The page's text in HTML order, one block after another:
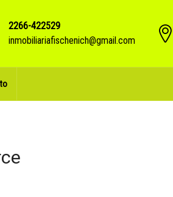
2266-422529
inmobiliariafischenich@gmail.com